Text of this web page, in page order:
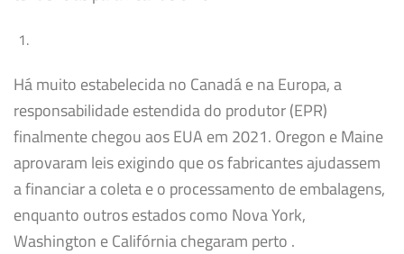
Há muito estabelecida no Canadá e na Europa, a
responsabilidade estendida do produtor (EPR)
finalmente chegou aos EUA em 2021. Oregon e Maine
aprovaram leis exigindo que os fabricantes ajudassem
a financiar a coleta e o processamento de embalagens,
enquanto outros estados como Nova York,
Washington e Califórnia chegaram perto .